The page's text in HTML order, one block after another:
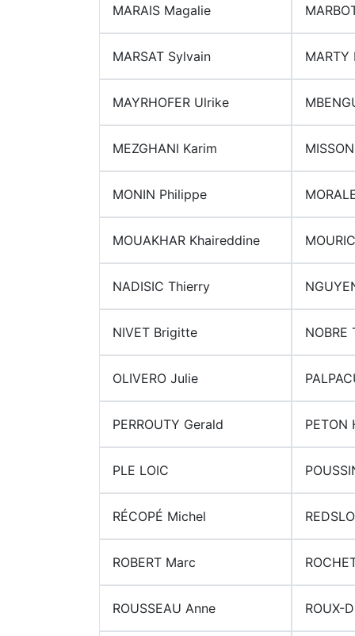
MARAIS Magalie
MARSAT Sylvain
MAYRHOFER Ulrike
MEZGHANI Karim
MONIN Philippe
MOUAKHAR Khaireddine
NADISIC Thierry
NIVET Brigitte NOBRE
OLIVERO Julie
PERROUTY Gerald PETON
PLE LOIC
RÉCOPÉ Michel
ROBERT Marc
ROUSSEAU Anne ROUX-